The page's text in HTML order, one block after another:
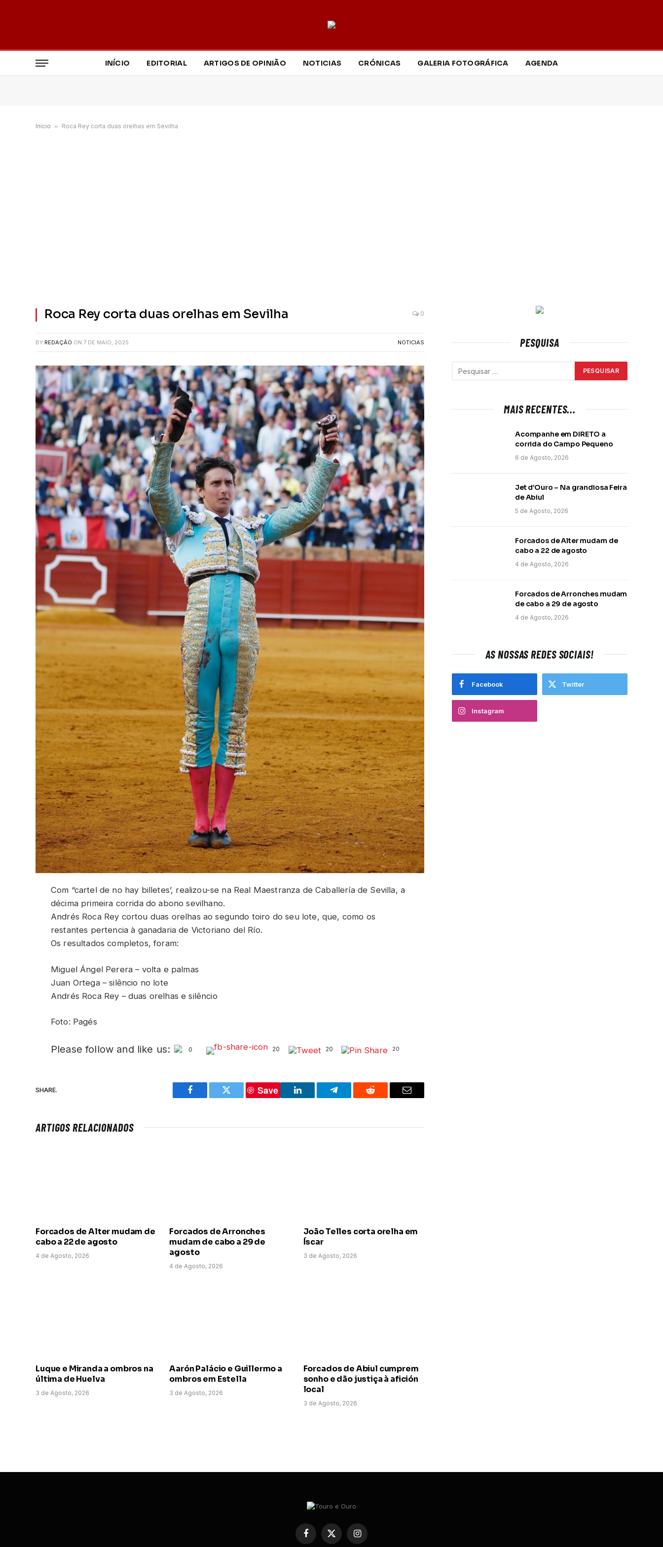
INÍCIO EDITORIAL ARTIGOS DE OPINIÃO NOTICIAS CRÓNICAS GALERIA FOTOGRÁFICA AGENDA
Início » Roca Rey corta duas orelhas em Sevilha
Roca Rey corta duas orelhas em Sevilha 0
BY REDAÇÃO ON 7 DE MAIO, 2025 NOTICIAS
Com “cartel de no hay billetes’, realizou-se na Real Maestranza de Caballería de Sevilla, a
décima primeira corrida do abono sevilhano.
Andrés Roca Rey cortou duas orelhas ao segundo toiro do seu lote, que, como os
restantes pertencia à ganadaria de Victoriano del Río.
Os resultados completos, foram:
Miguel Ángel Perera – volta e palmas
Juan Ortega – silêncio no lote
Andrés Roca Rey – duas orelhas e silêncio
Foto: Pagés
Please follow and like us: 0 20 20 20
SHARE.
Facebook Twitter
Save
LinkedIn Telegram Reddit Email
ARTIGOS RELACIONADOS
Forcados de Alter mudam de
cabo a 22 de agosto
4 de Agosto, 2026
Forcados de Arronches
mudam de cabo a 29 de
agosto
4 de Agosto, 2026
João Telles corta orelha em
Íscar
3 de Agosto, 2026
Luque e Miranda a ombros na
última de Huelva
3 de Agosto, 2026
Aarón Palácio e Guillermo a
ombros em Estella
3 de Agosto, 2026
Forcados de Abiul cumprem
sonho e dão justiça à afición
local
3 de Agosto, 2026
PESQUISA
MAIS RECENTES...
Acompanhe em DIRETO a
corrida do Campo Pequeno
6 de Agosto, 2026
Jet d’Ouro – Na grandiosa Feira
de Abiul
5 de Agosto, 2026
Forcados de Alter mudam de
cabo a 22 de agosto
4 de Agosto, 2026
Forcados de Arronches mudam
de cabo a 29 de agosto
4 de Agosto, 2026
AS NOSSAS REDES SOCIAIS!
Facebook Twitter
Instagram
Facebook
X
Instagram